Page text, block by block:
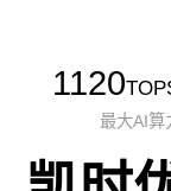
1120
最大AI算